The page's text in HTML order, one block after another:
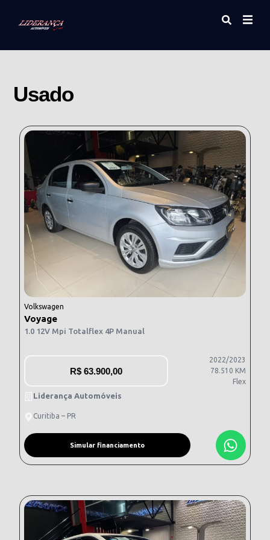
Usado
Volkswagen
Voyage
1.0 12V Mpi Totalflex 4P Manual
R$ 63.900,00
2022/2023
78.510 KM
Flex
Liderança Automóveis
Curitiba – PR
Simular financiamento